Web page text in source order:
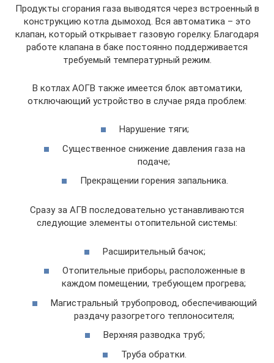
Продукты сгорания газа выводятся через встроенный в
конструкцию котла дымоход. Вся автоматика – это
клапан, который открывает газовую горелку. Благодаря
работе клапана в баке постоянно поддерживается
требуемый температурный режим.
В котлах АОГВ также имеется блок автоматики,
отключающий устройство в случае ряда проблем:
Нарушение тяги;
Существенное снижение давления газа на
подаче;
Прекращении горения запальника.
Сразу за АГВ последовательно устанавливаются
следующие элементы отопительной системы:
Расширительный бачок;
Отопительные приборы, расположенные в
каждом помещении, требующем прогрева;
Магистральный трубопровод, обеспечивающий
раздачу разогретого теплоносителя;
Верхняя разводка труб;
Труба обратки.